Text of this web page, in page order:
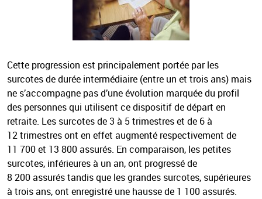
Cette progression est principalement portée par les
surcotes de durée intermédiaire (entre un et trois ans) mais
ne s’accompagne pas d’une évolution marquée du profil
des personnes qui utilisent ce dispositif de départ en
retraite. Les surcotes de 3 à 5 trimestres et de 6 à
12 trimestres ont en effet augmenté respectivement de
11 700 et 13 800 assurés. En comparaison, les petites
surcotes, inférieures à un an, ont progressé de
8 200 assurés tandis que les grandes surcotes, supérieures
à trois ans, ont enregistré une hausse de 1 100 assurés.